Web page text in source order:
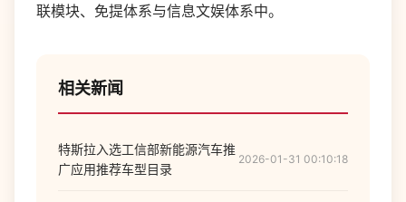
联模块、免提体系与信息文娱体系中。
相关新闻
特斯拉入选工信部新能源汽车推
广应用推荐车型目录
2026-01-31 00:10:18